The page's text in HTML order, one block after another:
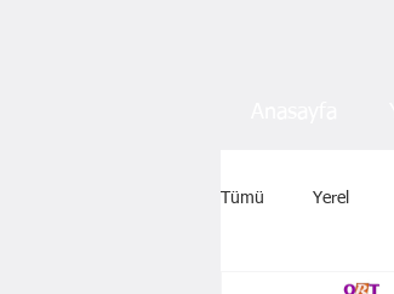
Tümü Yerel